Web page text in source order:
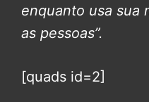
enquanto usa sua
as pessoas”.
[quads id=2]